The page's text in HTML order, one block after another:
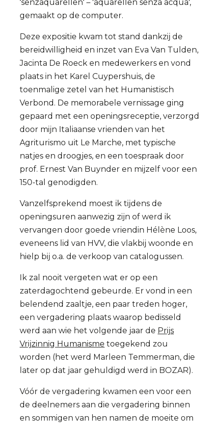
'senzaquarellen' – 'aquarellen senza acqua',
gemaakt op de computer.
Deze expositie kwam tot stand dankzij de
bereidwilligheid en inzet van Eva Van Tulden,
Jacinta De Roeck en medewerkers en vond
plaats in het Karel Cuypershuis, de
toenmalige zetel van het Humanistisch
Verbond. De memorabele vernissage ging
gepaard met een openingsreceptie, verzorgd
door mijn Italiaanse vrienden van het
Agriturismo uit Le Marche, met typische
natjes en droogjes, en een toespraak door
prof. Ernest Van Buynder en mijzelf voor een
150-tal genodigden.
Vanzelfsprekend moest ik tijdens de
openingsuren aanwezig zijn of werd ik
vervangen door goede vriendin Hélène Loos,
eveneens lid van HVV, die vlakbij woonde en
hielp bij o.a. de verkoop van catalogussen.
Ik zal nooit vergeten wat er op een
zaterdagochtend gebeurde. Er vond in een
belendend zaaltje, een paar treden hoger,
een vergadering plaats waarop bedisseld
werd aan wie het volgende jaar de Prijs
Vrijzinnig Humanisme toegekend zou
worden (het werd Marleen Temmerman, die
later op dat jaar gehuldigd werd in BOZAR).
Vóór de vergadering kwamen een voor een
de deelnemers aan die vergadering binnen
en sommigen van hen namen de moeite om